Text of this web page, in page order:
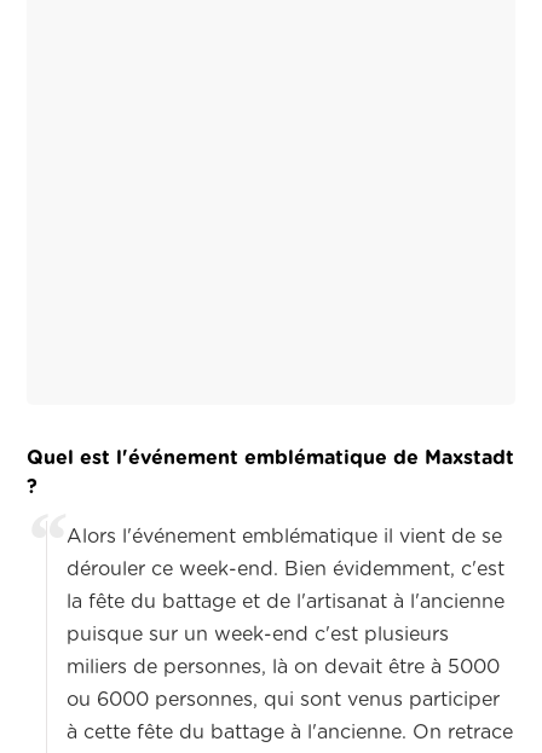
Quel est l'événement emblématique de Maxstadt
?
Alors l'événement emblématique il vient de se
dérouler ce week-end. Bien évidemment, c'est
la fête du battage et de l'artisanat à l'ancienne
puisque sur un week-end c'est plusieurs
miliers de personnes, là on devait être à 5000
ou 6000 personnes, qui sont venus participer
à cette fête du battage à l'ancienne. On retrace